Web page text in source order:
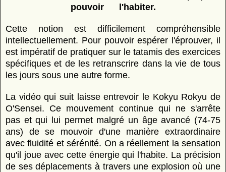
pouvoir l'habiter.
Cette notion est difficilement compréhensible
intellectuellement. Pour pouvoir espérer l'éprouver, il
est impératif de pratiquer sur le tatamis des exercices
spécifiques et de les retranscrire dans la vie de tous
les jours sous une autre forme.
La vidéo qui suit laisse entrevoir le Kokyu Rokyu de
O'Sensei. Ce mouvement continue qui ne s'arrête
pas et qui lui permet malgré un âge avancé (74-75
ans) de se mouvoir d'une manière extraordinaire
avec fluidité et sérénité. On a réellement la sensation
qu'il joue avec cette énergie qui l'habite. La précision
de ses déplacements à travers une explosion où une